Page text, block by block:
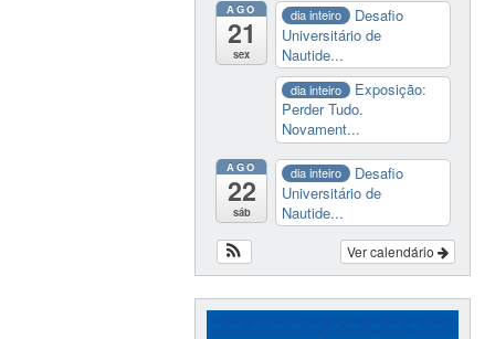
AGO
21
sex
dia inteiro
Desafio
Universitário de
Nautide...
dia inteiro
Exposição:
Perder Tudo.
Novament...
AGO
22
sáb
dia inteiro
Desafio
Universitário de
Nautide...
Ver calendário